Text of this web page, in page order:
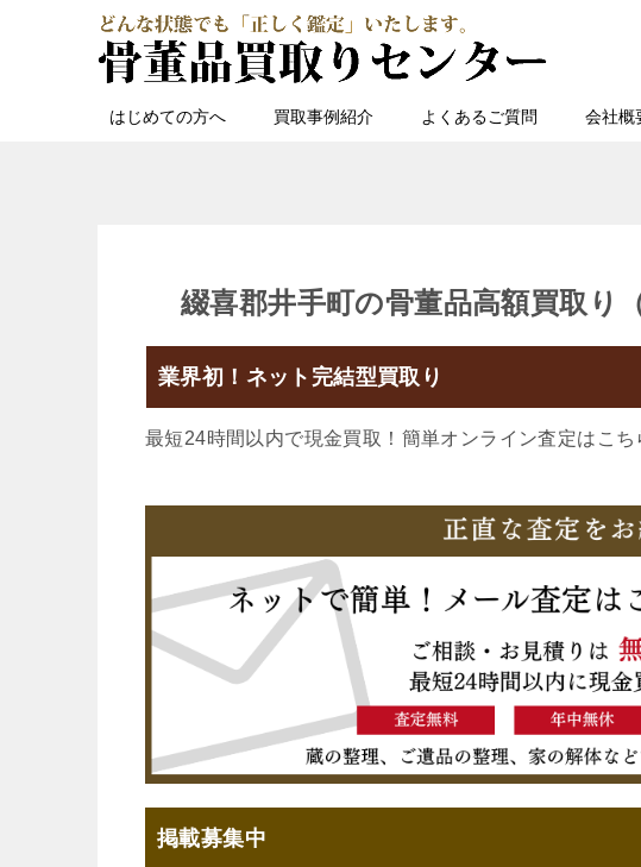
はじめての方へ 買取事例紹介 よくあるご質問 会社概
綴喜郡井手町の骨董品高額買取り
業界初！ネット完結型買取り
最短24時間以内で現金買取！簡単オンライン査定はこち
掲載募集中